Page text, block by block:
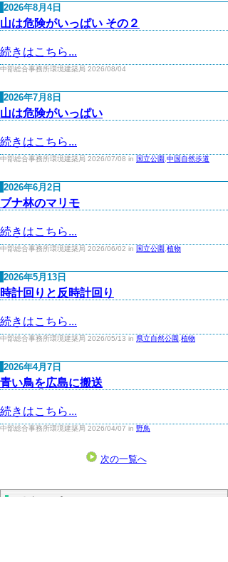
2026年8月4日
山は危険がいっぱい その２
続きはこちら...
中部総合事務所環境建築局 2026/08/04
2026年7月8日
山は危険がいっぱい
続きはこちら...
中部総合事務所環境建築局 2026/07/08 in 国立公園 中国自然歩道
2026年6月2日
ブナ林のマリモ
続きはこちら...
中部総合事務所環境建築局 2026/06/02 in 国立公園 植物
2026年5月13日
時計回りと反時計回り
続きはこちら...
中部総合事務所環境建築局 2026/05/13 in 県立自然公園 植物
2026年4月7日
青い鳥を広島に搬送
続きはこちら...
中部総合事務所環境建築局 2026/04/07 in 野鳥
次の一覧へ